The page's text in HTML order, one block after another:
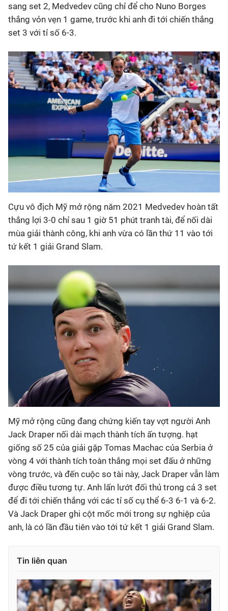
sang set 2, Medvedev cũng chỉ để cho Nuno Borges
thắng vỏn vẹn 1 game, trước khi anh đi tới chiến thắng
set 3 với tỉ số 6-3.
Cựu vô địch Mỹ mở rộng năm 2021 Medvedev hoàn tất
thắng lợi 3-0 chỉ sau 1 giờ 51 phút tranh tài, để nối dài
mùa giải thành công, khi anh vừa có lần thứ 11 vào tới
tứ kết 1 giải Grand Slam.
Mỹ mở rộng cũng đang chứng kiến tay vợt người Anh
Jack Draper nối dài mạch thành tích ấn tượng. hạt
giống số 25 của giải gặp Tomas Machac của Serbia ở
vòng 4 với thành tích toàn thắng mọi set đấu ở những
vòng trước, và đến cuộc so tài này, Jack Draper vẫn làm
được điều tương tự. Anh lấn lướt đối thủ trong cả 3 set
để đi tới chiến thắng với các tỉ số cụ thể 6-3 6-1 và 6-2.
Và Jack Draper ghi cột mốc mới trong sự nghiệp của
anh, là có lần đầu tiên vào tới tứ kết 1 giải Grand Slam.
Tin liên quan